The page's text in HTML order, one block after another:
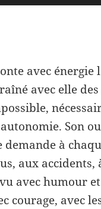
avec énergie
avec elle
Son
demande à
aux accidents,
avec humour
courage, avec